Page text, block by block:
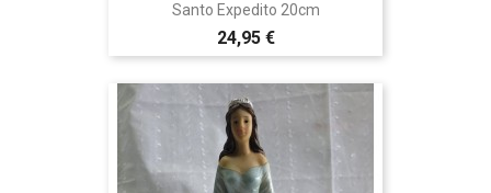
Santo Expedito 20cm
24,95 €